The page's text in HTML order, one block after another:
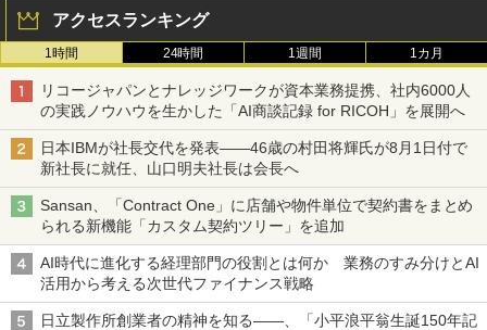
アクセスランキング
1時間 24時間 1週間 1カ月
リコージャパンとナレッジワークが資本業務提携、社内6000人
の実践ノウハウを生かした「AI商談記録 for RICOH」を展開へ
日本IBMが社長交代を発表――46歳の村田将輝氏が8月1日付で
新社長に就任、山口明夫社長は会長へ
Sansan、「Contract One」に店舗や物件単位で契約書をまとめ
られる新機能「カスタム契約ツリー」を追加
AI時代に進化する経理部門の役割とは何か 業務のすみ分けとAI
活用から考える次世代ファイナンス戦略
日立製作所創業者の精神を知る――、「小平浪平翁生誕150年記